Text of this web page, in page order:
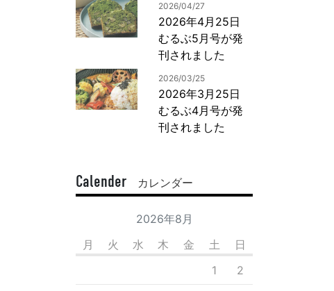
2026/04/27
2026年4月25日
むるぶ5月号が発
刊されました
2026/03/25
2026年3月25日
むるぶ4月号が発
刊されました
Calender カレンダー
2026年8月
月
火 水 木 金 土 日
1 2